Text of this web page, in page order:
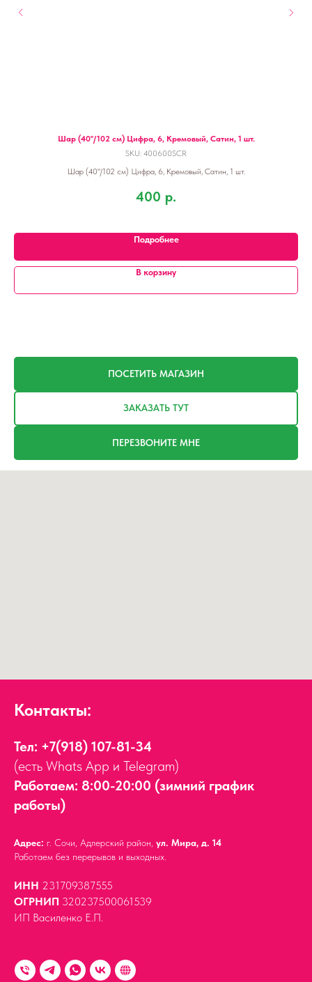
Шар (40''/102 см) Цифра, 6, Кремовый, Сатин, 1 шт.
SKU: 400600SCR
Шар (40''/102 см) Цифра, 6, Кремовый, Сатин, 1 шт.
400 р.
Подробнее
В корзину
ПОСЕТИТЬ МАГАЗИН
ЗАКАЗАТЬ ТУТ
ПЕРЕЗВОНИТЕ МНЕ
Контакты:
Тел: +7(918) 107-81-34
(есть Whats App и Telegram)
Работаем: 8:00-20:00 (зимний график
работы)
Адрес: г. Сочи, Адлерский район, ул. Мира, д. 14
Работаем без перерывов и выходных.
ИНН 231709387555
ОГРНИП 320237500061539
ИП Василенко Е.П.